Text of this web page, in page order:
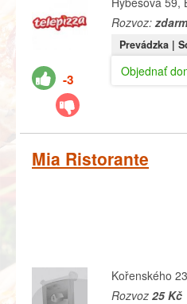
-3
Rozvoz:
Prevádzka |
Objednať
Mia Ristorante
Kořenského
Rozvoz 25 Kč